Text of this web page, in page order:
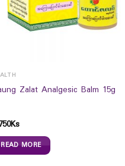
Zalat Analgesic Balm 15g
Ks
READ MORE